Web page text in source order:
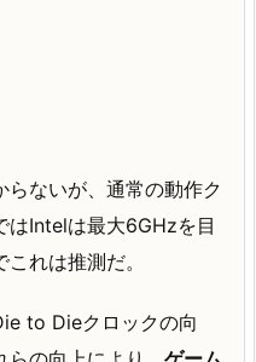
ないが、通常の動作ク
はIntelは最大6GHzを目
れは推測だ。
to Dieクロックの向